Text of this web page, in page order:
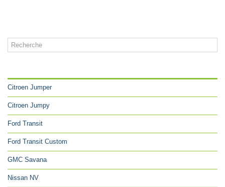
Citroen Jumper
Citroen Jumpy
Ford Transit
Ford Transit Custom
GMC Savana
Nissan NV